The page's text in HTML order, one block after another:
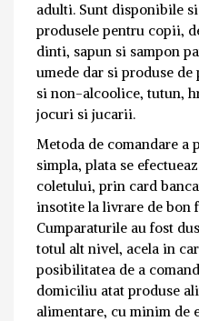
adulti. Sunt disponibile
produsele pentru copii,
dinti, sapun si sampon
umede dar si produse
si non-alcoolice, tutun,
jocuri si jucarii.
Metoda de comandare a
simpla, plata se
coletului, prin card
insotite la livrare de bon
Cumparaturile au fost
totul alt nivel, acela in
posibilitatea de a
domiciliu atat produse
alimentare, cu minim de